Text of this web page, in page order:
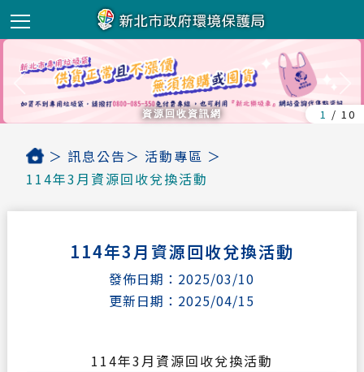
1 / 10
資源回收資訊網
首頁
＞ 訊息公告＞ 活動專區 ＞
114年3月資源回收兌換活動
114年3月資源回收兌換活動
發佈日期：2025/03/10
更新日期：2025/04/15
114年3月資源回收兌換活動